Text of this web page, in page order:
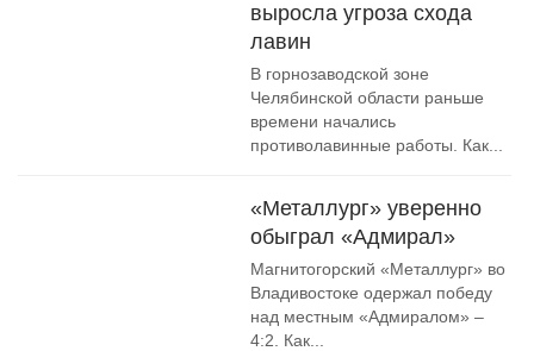
выросла угроза схода
лавин
В горнозаводской зоне
Челябинской области раньше
времени начались
противолавинные работы. Как...
«Металлург» уверенно
обыграл «Адмирал»
Магнитогорский «Металлург» во
Владивостоке одержал победу
над местным «Адмиралом» –
4:2. Как...